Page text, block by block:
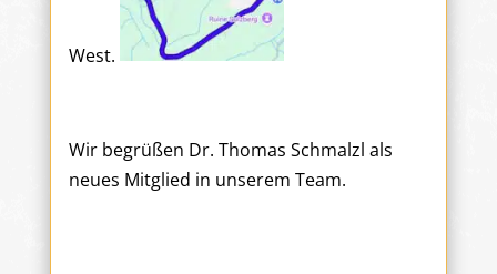
West.
Wir begrüßen Dr. Thomas Schmalzl als
neues Mitglied in unserem Team.